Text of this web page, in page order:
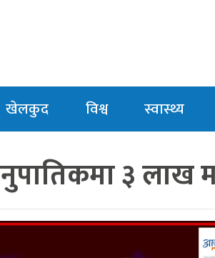
खेलकुद विश्व स्वास्थ्य
३ लाख